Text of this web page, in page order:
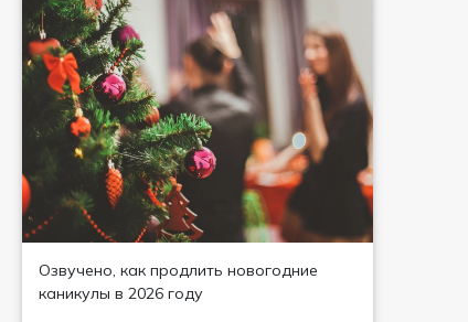
Озвучено, как продлить новогодние
каникулы в 2026 году